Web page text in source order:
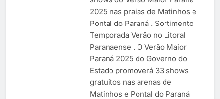
2025 nas praias de Matinhos e
Pontal do Paraná . Sortimento
Temporada Verão no Litoral
Paranaense . O Verão Maior
Paraná 2025 do Governo do
Estado promoverá 33 shows
gratuitos nas arenas de
Matinhos e Pontal do Paraná